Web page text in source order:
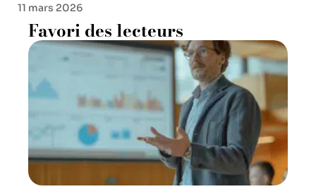
11 mars 2026
Favori des lecteurs